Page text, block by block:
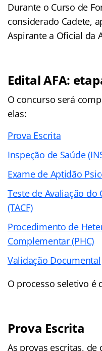
Durante o Curso de
considerado Cadete,
Aspirante a Oficial da
Edital AFA:
O concurso será
elas:
Prova Escrita
Inspeção de Saúde
Exame de Aptidão
Teste de Avaliação
(TACF)
Procedimento de
Complementar (PHC)
Validação Documental
O processo seletivo é
Prova Escrita
As provas escritas,